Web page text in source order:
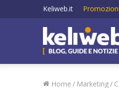
Keliweb.it Promozioni
Home / Marketing/